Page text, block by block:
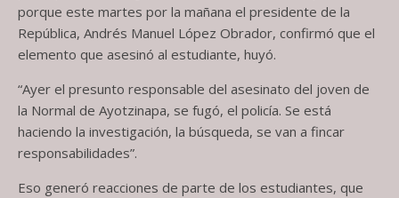
porque este martes por la mañana el presidente de la
República, Andrés Manuel López Obrador, confirmó que el
elemento que asesinó al estudiante, huyó.
“Ayer el presunto responsable del asesinato del joven de
la Normal de Ayotzinapa, se fugó, el policía. Se está
haciendo la investigación, la búsqueda, se van a fincar
responsabilidades”.
Eso generó reacciones de parte de los estudiantes, que